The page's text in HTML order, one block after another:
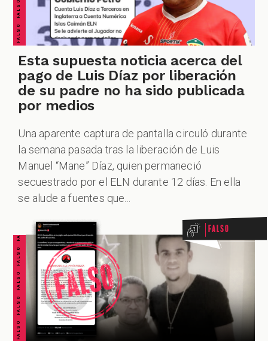
ZOOM
Esta supuesta noticia acerca del
pago de Luis Díaz por liberación
de su padre no ha sido publicada
por medios
Una aparente captura de pantalla circuló durante
la semana pasada tras la liberación de Luis
Manuel “Mane” Díaz, quien permaneció
secuestrado por el ELN durante 12 días. En ella
se alude a fuentes que...
FALSO FALSO FALSO FALSO FALSO FALSO FALSO Falso